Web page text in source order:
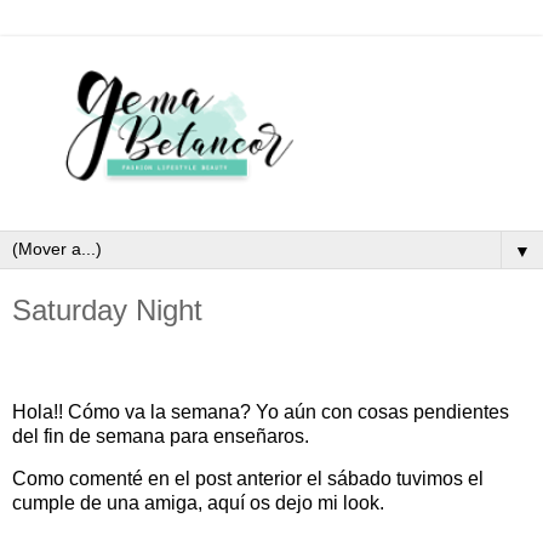
▼
Saturday Night
Hola!! Cómo va la semana? Yo aún con cosas pendientes
del fin de semana para enseñaros.
Como comenté en el post anterior el sábado tuvimos el
cumple de una amiga, aquí os dejo mi look.